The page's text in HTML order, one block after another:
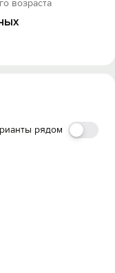
возраста
рядом